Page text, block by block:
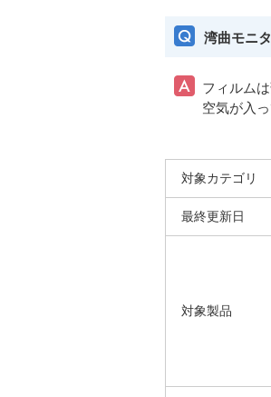
湾曲モニ
フィルム
空気が入
対象カテゴリ
最終更新日
対象製品